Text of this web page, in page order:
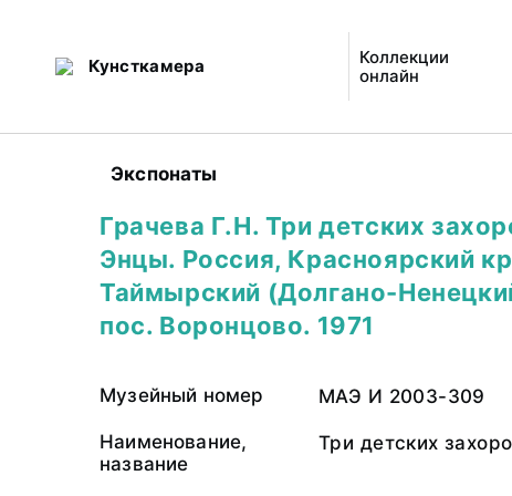
Кунсткамера
Коллекции
онлайн
Экспонаты
Грачева Г.Н. Три детских
Энцы. Россия, Красноярский
Таймырский (Долгано-
пос. Воронцово. 1971
Музейный номер МАЭ И 2003-309
Наименование,
название
Три детских